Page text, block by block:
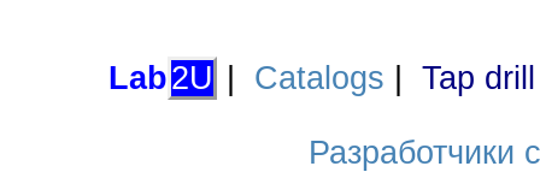
Lab2U Catalogs Tap
Разработчики